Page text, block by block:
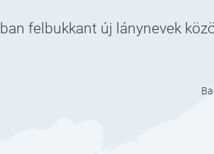
felbukkant új lánynevek